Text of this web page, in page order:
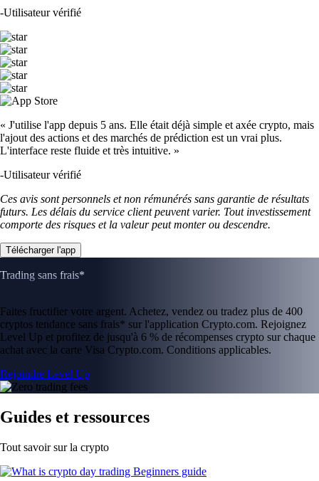
-Utilisateur vérifié
« J'utilise l'app depuis 5 ans. Elle était déjà simple et axée crypto, mais
l'ajout des actions et des marchés de prédiction est un vrai plus.
L'interface reste fluide et très intuitive. »
-Utilisateur vérifié
Ces avis sont personnels et non rémunérés sans garantie de résultats
futurs. Les délais du service client peuvent varier. Tout investissement
comporte des risques et la valeur peut monter ou descendre.
Télécharger l'app
Trading sans frais*
Faites fructifier votre argent. Achetez, vendez ou tradez plus de 400
cryptos tendance sans frais* sur l'application Crypto.com. Rejoignez
Level Up et profitez de jusqu'à 6 % de récompenses crypto sur chaque
achat avec la carte Visa Crypto.com. Conditions applicables.
Rejoindre Level Up
Guides et ressources
Tout savoir sur la crypto